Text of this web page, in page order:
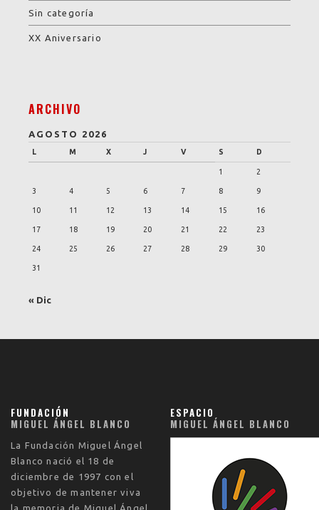
Sin categoría
XX Aniversario
ARCHIVO
AGOSTO 2026
L M X J V S D
1 2
3 4 5 6 7 8 9
10 11 12 13 14 15 16
17 18 19 20 21 22 23
24 25 26 27 28 29 30
31
« Dic
FUNDACIÓN
MIGUEL ÁNGEL BLANCO
La Fundación Miguel Ángel
Blanco nació el 18 de
diciembre de 1997 con el
objetivo de mantener viva
la memoria de Miguel Ángel
ESPACIO
MIGUEL ÁNGEL BLANCO